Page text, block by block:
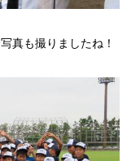
真も撮りましたね！